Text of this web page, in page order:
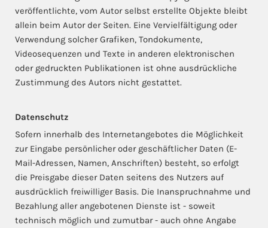
veröffentlichte, vom Autor selbst erstellte Objekte bleibt
allein beim Autor der Seiten. Eine Vervielfältigung oder
Verwendung solcher Grafiken, Tondokumente,
Videosequenzen und Texte in anderen elektronischen
oder gedruckten Publikationen ist ohne ausdrückliche
Zustimmung des Autors nicht gestattet.
Datenschutz
Sofern innerhalb des Internetangebotes die Möglichkeit
zur Eingabe persönlicher oder geschäftlicher Daten (E-
Mail-Adressen, Namen, Anschriften) besteht, so erfolgt
die Preisgabe dieser Daten seitens des Nutzers auf
ausdrücklich freiwilliger Basis. Die Inanspruchnahme und
Bezahlung aller angebotenen Dienste ist - soweit
technisch möglich und zumutbar - auch ohne Angabe